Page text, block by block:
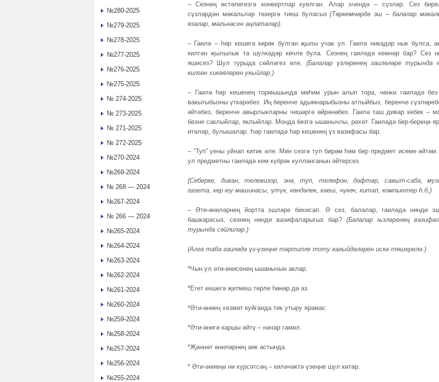
– Сезнең өстәлегезгә конвертлар куелган. Алар эчендә – сүзләр. Сез
сүзләрдән мәкальләр төзергә тиеш буласыз(Төркемнәрдә эш – балалар
язалар, мәгънәсен аңлаталар).
– Гаилә – һәр кешегә кирәк булган җылы учак ул. Гаилә никадәр нык булса,
килгән җылылык та шулкадәр көчле була. Сезнең гаиләдә кемнәр бар? Сез
яшисез? Шул турыда сөйләгез әле. (Балалар үзләренең гаиләләре турында
килгән хикәяләрен укыйлар.)
– Гаилә һәр кешенең тормышында мөһим урын алып тора, чөнки гаиләдә без
вакытыбызны үткәрәбез. Иң беренче адымнарыбызны атлыйбыз, беренче
әйтәбез, беренче авырлыкларны чишәргә өйрәнәбез. Гаилә таш дивар кебек –
безне саклыйлар, яклыйлар. Монда безгә ышанычлы, рәхәт. Гаиләдә бер-береңә
итәләр, булышалар. Һәр гаиләдә һәр кешенең үз вазифасы бар.
– “Туп” уены уйнап китик әле. Мин сезгә туп бирәм һәм бер предмет исеме
ул предметны гаиләдә кем күбрәк кулланганын әйтерсез.
(Себерке, диван, телевизор, энә, туп, телефон, дәфтәр, савыт-саба,
газета, кер юу машинасы, үтүк, көндәлек, каеш, чүкеч, китап, компьютер һ.б,)
– Әти-әниләрнең йортта эшләре бихисап. Ә сез, балалар, гаиләдә нинди
башкарасыз, сезнең нинди вазифаларыгыз бар? (Балалар њзләренең
турында сөйлиләр.)
(Алга таба гаиләдә үз-үзеңне тәртипле тоту кагыйдәләрен искә төшерелә.)
*Чын ул әти-әнисенең ышанычын аклар.
*Егет кешегә җитмеш төрле һөнәр дә аз.
*Әти-әниең хезмәт куйганда тик утыру ярамас.
*Әти-әнигә каршы әйтү – начар гамәл.
*Җәннәт әниләрнең аяк астында.
* Әти-әниеңә ни күрсәтсәң – киләчәктә үзеңне шул көтәр.
№280-2025
№279-2025
№278-2025
№277-2025
№276-2025
№275-2025
№ 274-2025
№ 273-2025
№ 271-2025
№ 272-2025
№270-2024
№269-2024
№ 268 — 2024
№267-2024
№ 266 — 2024
№265-2024
№264-2024
№263-2024
№262-2024
№261-2024
№260-2024
№259-2024
№258-2024
№257-2024
№256-2024
№255-2024